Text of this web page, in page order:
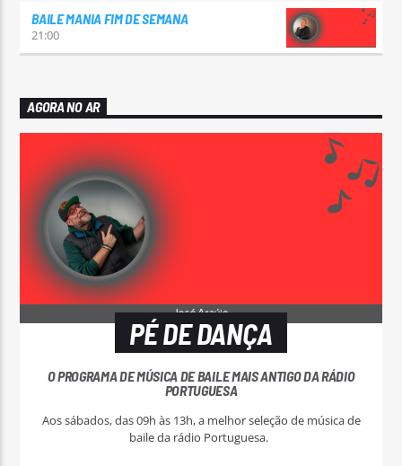
BAILE MANIA FIM DE SEMANA
21:00
AGORA NO AR
PÉ DE DANÇA
O PROGRAMA DE MÚSICA DE BAILE MAIS ANTIGO DA RÁDIO
PORTUGUESA
Aos sábados, das 09h às 13h, a melhor seleção de música de